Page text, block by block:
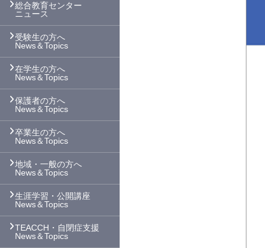
総合教育センター
ニュース
受験生の方へ
News＆Topics
在学生の方へ
News＆Topics
保護者の方へ
News＆Topics
卒業生の方へ
News＆Topics
地域・一般の方へ
News＆Topics
生涯学習・公開講座
News＆Topics
TEACCH・自閉症支援
News＆Topics